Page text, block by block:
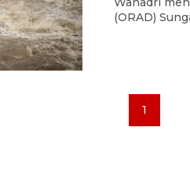
(ORAD)
1